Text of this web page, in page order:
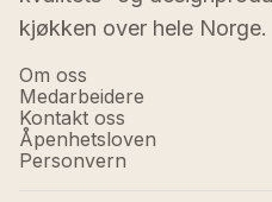
kjøkken over hele Norge.
Om oss
Medarbeidere
Kontakt oss
Åpenhetsloven
Personvern